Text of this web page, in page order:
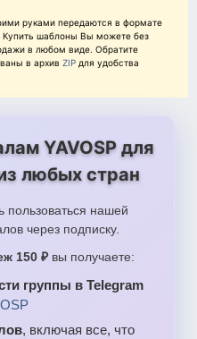
руками передаются в формате
Купить шаблоны Вы можете без
в любом виде. Обратите
в архив ZIP для удобства
YAVOSP для
любых стран
пользоваться нашей
через подписку.
150 ₽ вы получаете:
группы в Telegram
, включая все, что